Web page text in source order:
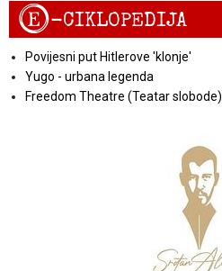
E-CIKLOPEDIJA
Povijesni put Hitlerove 'klonje'
Yugo - urbana legenda
Freedom Theatre (Teatar slobode)